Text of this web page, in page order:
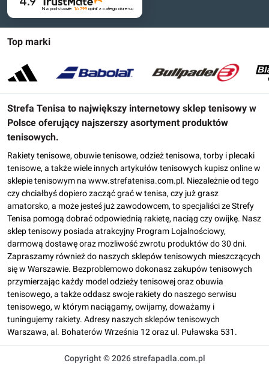
Top marki
Strefa Tenisa to największy internetowy sklep tenisowy w
Polsce oferujący najszerszy asortyment produktów
tenisowych.
Rakiety tenisowe, obuwie tenisowe, odzież tenisowa, torby i plecaki
tenisowe, a także wiele innych artykułów tenisowych kupisz online w
sklepie tenisowym na www.strefatenisa.com.pl. Niezależnie od tego
czy chciałbyś dopiero zacząć grać w tenisa, czy już grasz
amatorsko, a może jesteś już zawodowcem, to specjaliści ze Strefy
Tenisa pomogą dobrać odpowiednią rakietę, naciąg czy owijkę. Nasz
sklep tenisowy posiada atrakcyjny Program Lojalnościowy,
darmową dostawę oraz możliwość zwrotu produktów do 30 dni.
Zapraszamy również do naszych sklepów tenisowych mieszczących
się w Warszawie. Bezproblemowo dokonasz zakupów tenisowych
przymierzając każdy model odzieży tenisowej oraz obuwia
tenisowego, a także oddasz swoje rakiety do naszego serwisu
tenisowego, w którym naciągamy, owijamy, doważamy i
tuningujemy rakiety. Adresy naszych sklepów tenisowych
Warszawa, al. Bohaterów Września 12 oraz ul. Puławska 531.
Na podstawie 16 799opinii z całego okresu
Copyright © 2026 strefapadla.com.pl